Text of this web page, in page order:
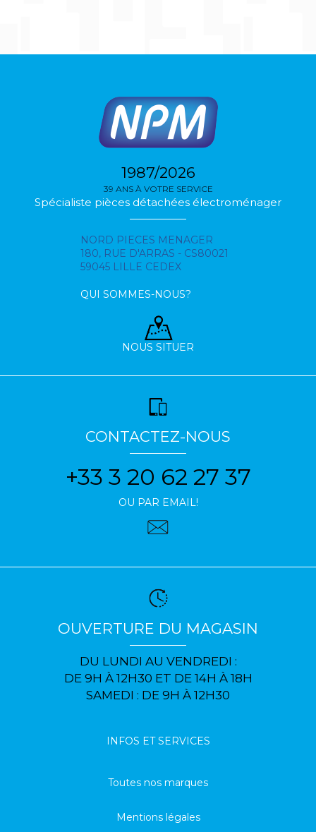
1987/2026
39 ANS À VOTRE SERVICE
Spécialiste pièces détachées électroménager
NORD PIECES MENAGER
180, RUE D'ARRAS - CS80021
59045 LILLE CEDEX
QUI SOMMES-NOUS?
NOUS SITUER
CONTACTEZ-NOUS
+33 3 20 62 27 37
OU PAR EMAIL!
OUVERTURE DU MAGASIN
DU LUNDI AU VENDREDI :
DE 9H À 12H30 ET DE 14H À 18H
SAMEDI : DE 9H À 12H30
INFOS ET SERVICES
Toutes nos marques
Mentions légales